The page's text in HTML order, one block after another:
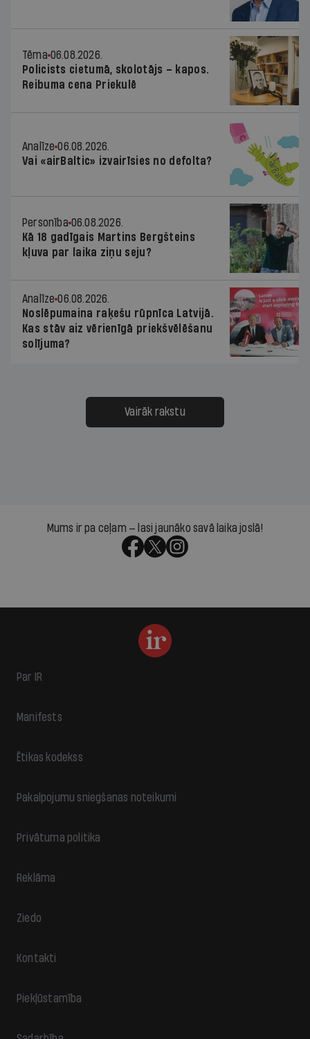
Tēma 06.08.2026.
Policists cietumā, skolotājs – kapos.
Reibuma cena Priekulē
Analīze 06.08.2026.
Vai «airBaltic» izvairīsies no defolta?
Personība 06.08.2026.
Kā 18 gadīgais Martins Bergšteins
kļuva par laika ziņu seju?
Analīze 06.08.2026.
Noslēpumaina raķešu rūpnīca Latvijā.
Kas stāv aiz vērienīgā priekšvēlēšanu
solījuma?
Vairāk rakstu
Mums ir pa ceļam — lasi jaunāko savā laika joslā!
Par IR
Manifests
Ētikas kodekss
Pakalpojumu sniegšanas noteikumi
Privātuma politika
Reklāma
Ziedo
Kontakti
Piekļūstamība